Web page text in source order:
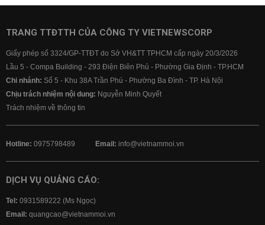
Lãi suất ngân hàng BIDV
Lãi suất ngân hàng Vietcombank
TRANG TTĐTTH CỦA CÔNG TY VIETNEWSCORP
Giấy phép số 3324/GP-TTĐT do Sở VH&TT TPHCM cấp ngày 20/3/2026
Lầu 5 - Compa Building - 293 Điện Biên Phủ - Phường Gia Định - TP.HCM
Chi nhánh: Số 5 - Khu 38A Trần Phú - Phường Ba Đình - TP. Hà Nội
Chịu trách nhiệm nội dung: Nguyễn Minh Quyết
Trách nhiệm về thông tin
Hotline: 0975798489 Email: info@vietnammoi.vn
DỊCH VỤ QUẢNG CÁO:
Tel: 0931589222 (Ms Ngọc)
Email: quangcao@vietnammoi.vn